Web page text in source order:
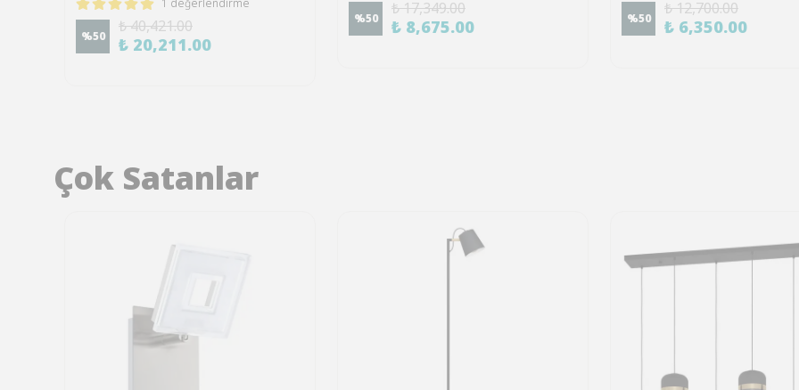
1 değerlendirme
%50
₺ 40,421.00
₺ 20,211.00
%50
₺ 17,349.00
₺ 8,675.00 %50
₺ 12,700.00
₺ 6,350.00
Çok Satanlar